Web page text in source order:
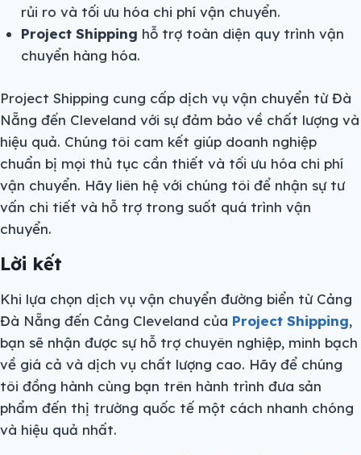
rủi ro và tối ưu hóa chi phí vận chuyển.
Project Shipping hỗ trợ toàn diện quy trình vận
chuyển hàng hóa.
Project Shipping cung cấp dịch vụ vận chuyển từ Đà
Nẵng đến Cleveland với sự đảm bảo về chất lượng và
hiệu quả. Chúng tôi cam kết giúp doanh nghiệp
chuẩn bị mọi thủ tục cần thiết và tối ưu hóa chi phí
vận chuyển. Hãy liên hệ với chúng tôi để nhận sự tư
vấn chi tiết và hỗ trợ trong suốt quá trình vận
chuyển.
Lời kết
Khi lựa chọn dịch vụ vận chuyển đường biển từ Cảng
Đà Nẵng đến Cảng Cleveland của Project Shipping,
bạn sẽ nhận được sự hỗ trợ chuyên nghiệp, minh bạch
về giá cả và dịch vụ chất lượng cao. Hãy để chúng
tôi đồng hành cùng bạn trên hành trình đưa sản
phẩm đến thị trường quốc tế một cách nhanh chóng
và hiệu quả nhất.